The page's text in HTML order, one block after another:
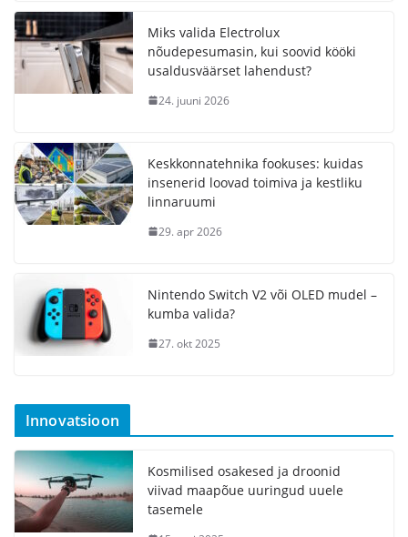
Miks valida Electrolux
nõudepesumasin, kui soovid kööki
usaldusväärset lahendust?
24. juuni 2026
Keskkonnatehnika fookuses: kuidas
insenerid loovad toimiva ja kestliku
linnaruumi
29. apr 2026
Nintendo Switch V2 või OLED mudel –
kumba valida?
27. okt 2025
Innovatsioon
Kosmilised osakesed ja droonid
viivad maapõue uuringud uuele
tasemele